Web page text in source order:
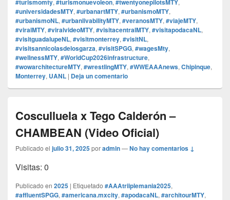
#turismomty, #turismonuevoleon, #twentyonepilotsMTY,
#universidadesMTY, #urbanartMTY, #urbanismoMTY,
#urbanismoNL, #urbanlivabilityMTY, #veranosMTY, #viajeMTY,
#viralMTY, #viralvideoMTY, #visitacentralMTY, #visitapodacaNL,
#visitguadalupeNL, #visitmonterrey, #visitNL,
#visitsannicolasdelosgarza, #visitSPGG, #wagesMty,
#wellnessMTY, #WorldCup2026infrastructure,
#wowarchitectureMTY, #wrestlingMTY, #WWEAAAnews, Chipinque,
Monterrey, UANL | Deja un comentario
Cosculluela x Tego Calderón –
CHAMBEAN (Video Oficial)
Publicado el julio 31, 2025poradmin—No hay comentarios ↓
Visitas: 0
Publicado en 2025 | Etiquetado #AAAtriiplemania2025,
#affluentSPGG, #americana.mxcity, #apodacaNL, #architourMTY,